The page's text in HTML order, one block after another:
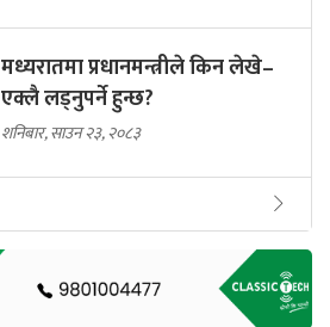
मध्यरातमा प्रधानमन्त्रीले किन लेखे–
एक्लै लड्नुपर्ने हुन्छ?
शनिबार, साउन २३, २०८३